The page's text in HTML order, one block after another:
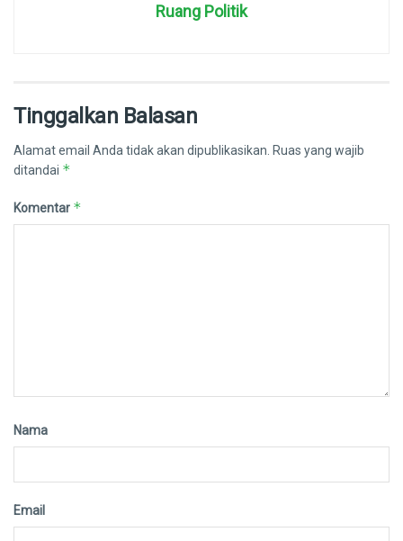
Ruang Politik
Tinggalkan Balasan
Alamat email Anda tidak akan dipublikasikan. Ruas yang wajib
ditandai *
Komentar *
Nama
Email